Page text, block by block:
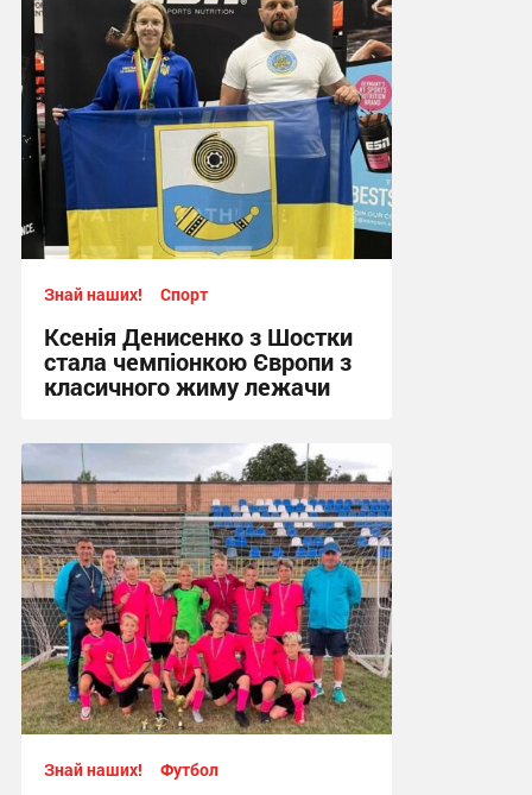
Знай наших! Спорт
Ксенія Денисенко з Шостки
стала чемпіонкою Європи з
класичного жиму лежачи
17:09, 4.08.2026
Знай наших! Футбол